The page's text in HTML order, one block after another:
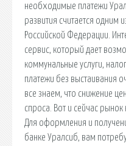
необходимые платежи
развития считается
Российской Федерации.
сервис, который дает
коммунальные услуги,
платежи без выстаивания
все знаем, что снижение
спроса. Вот и сейчас
Для оформления и
банке Уралсиб, вам